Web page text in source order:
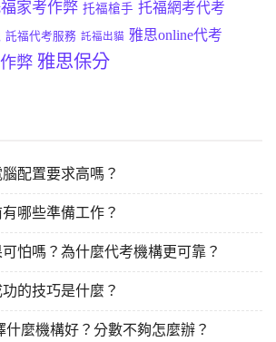
家考作弊 托福槍手 托福網考代考
託福代考服務 託福出貓 雅思online代考
弊 雅思保分
配置要求高嗎？
哪些準備工作？
怕嗎？為什麼代考機構更可靠？
的技巧是什麼？
什麼機構好？分數不夠怎麼辦？